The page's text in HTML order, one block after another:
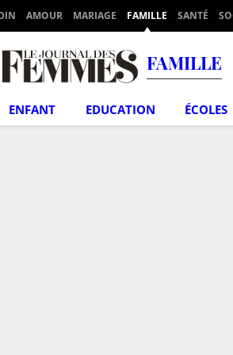
AMOUR MARIAGE FAMILLE SANTÉ
FAMILLE
ENFANT EDUCATION ÉCOLES